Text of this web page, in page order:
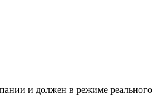
и должен в режиме реального